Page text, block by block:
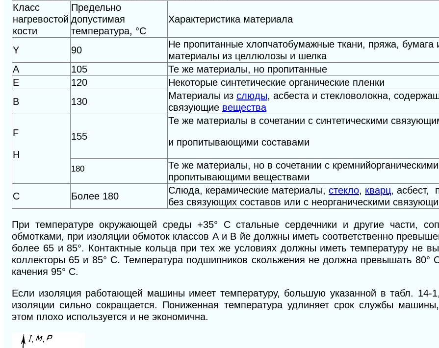
Класс
нагревостой
кости
Предельно
допустимая
температура, °С
Характеристика материала
Y 90
Не пропитанные хлопчатобумажные ткани, пряжа, бумага
материалы из целлюлозы и шелка
А
105
Те же материалы, но пропитанные
Е
120
Некоторые синтетические органические пленки
В
130
Материалы из слюды, асбеста и стекловолокна,
связующие вещества
F
Н
155
Те же материалы в сочетании с синтетическими
и пропитывающими составами
180
Те же материалы, но в сочетании с
пропитывающими веществами
С
Более 180
Слюда, керамические материалы, стекло, кварц, асбест,
без связующих составов или с неорганическими
При температуре окружающей среды +35° С стальные сердечники и другие части,
обмотками, при изоляции обмоток классов А и В йе должны иметь соответственно
более 65 и 85°. Контактные кольца при тех же условиях должны иметь температуру не
коллекторы 65 и 85° С. Температура подшипников скольжения не должна превышать 80°
качения 95° С.
Если изоляция работающей машины имеет температуру, большую указанной в табл. 14-
изоляции сильно сокращается. Пониженная температура удлиняет срок службы
этом плохо используется и не экономична.